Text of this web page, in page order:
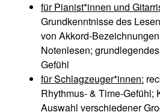
für Pianist*innen und
Grundkenntnisse des
von Akkord-
Notenlesen;
Gefühl
für Schlagzeuger*innen:
Rhythmus- & Time-Gefühl;
Auswahl verschiedener